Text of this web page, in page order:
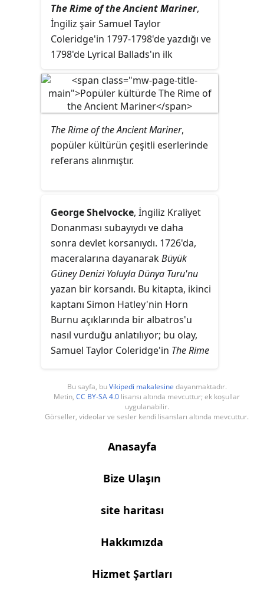
kullanımına bedelsiz olarak açıktır.
The Rime of the Ancient Mariner,
İngiliz şair Samuel Taylor
Coleridge'in 1797-1798'de yazdığı ve
1798'de Lyrical Ballads'ın ilk
büyük şiiridir. Bazı modern baskılar,
1817'de basılmış ve parlaklığa sahip
gözden geçirilmiş bir versiyon
kullanır. Lyrical Ballads'daki diğer
şiirlerle birlikte, genellikle modern
şiire geçişin bir işareti ve İngiliz
The Rime of the Ancient Mariner,
popüler kültürün çeşitli eserlerinde
referans alınmıştır.
George Shelvocke, İngiliz Kraliyet
Donanması subayıydı ve daha
sonra devlet korsanıydı. 1726'da,
maceralarına dayanarakBüyük
Güney Denizi Yoluyla Dünya Turu'nu
yazan bir korsandı. Bu kitapta, ikinci
kaptanı Simon Hatley'nin Horn
Burnu açıklarında bir albatros'u
nasıl vurduğu anlatılıyor; bu olay,
Samuel Taylor Coleridge'in The Rime
ilham vermiştir.
Bu sayfa, buVikipedi makalesine dayanmaktadır.
Metin, CC BY-SA 4.0 lisansı altında mevcuttur; ek koşullar
uygulanabilir.
Görseller, videolar ve sesler kendi lisansları altında mevcuttur.
Anasayfa
Bize Ulaşın
site haritası
Hakkımızda
Hizmet Şartları